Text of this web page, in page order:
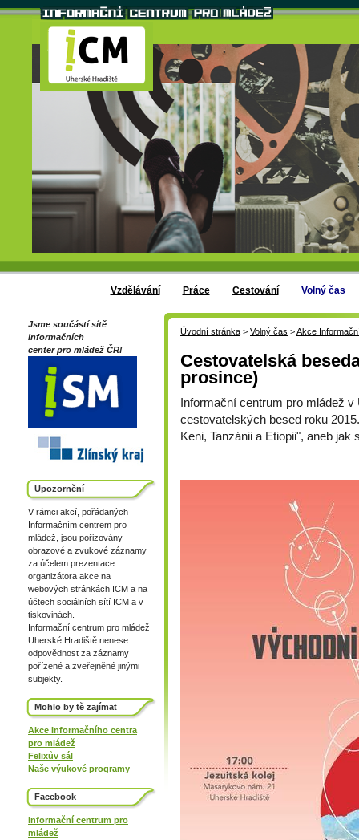
Vzdělávání Práce Cestování Volný čas
Jsme součástí sítě
Informačních
center pro mládež ČR!
Upozornění
V rámci akcí, pořádaných
Informačním centrem pro
mládež, jsou pořizovány
obrazové a zvukové záznamy
za účelem prezentace
organizátora akce na
webových stránkách ICM a na
účtech sociálních sítí ICM a v
tiskovinách.
Informační centrum pro mládež
Uherské Hradiště nenese
odpovědnost za záznamy
pořízené a zveřejněné jinými
subjekty.
Mohlo by tě zajímat
Akce Informačního centra
pro mládež
Felixův sál
Naše výukové programy
Facebook
Informační centrum pro
mládež
Úvodní stránka > Volný čas >Akce
Cestovatelská
prosince)
Informační centrum pro mládež
cestovatelských besed roku
Keni, Tanzánii a Etiopii", aneb